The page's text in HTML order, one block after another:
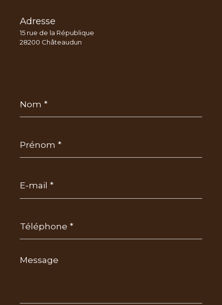
Adresse
15 rue de la République
28200 Châteaudun
*
*
mail
*
Message
*